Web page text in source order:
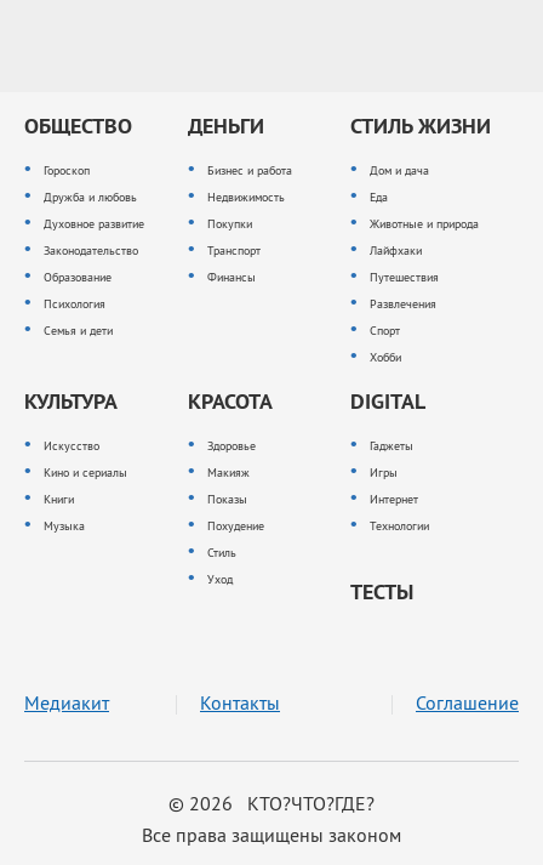
ОБЩЕСТВО
Гороскоп
Дружба и любовь
Духовное развитие
Законодательство
Образование
Психология
Семья и дети
ДЕНЬГИ
Бизнес и работа
Недвижимость
Покупки
Транспорт
Финансы
СТИЛЬ ЖИЗНИ
Дом и дача
Еда
Животные и природа
Лайфхаки
Путешествия
Развлечения
Спорт
Хобби
КУЛЬТУРА
Искусство
Кино и сериалы
Книги
Музыка
КРАСОТА
Здоровье
Макияж
Показы
Похудение
Стиль
Уход
DIGITAL
Гаджеты
Игры
Интернет
Технологии
ТЕСТЫ
© 2026 КТО?ЧТО?ГДЕ?
Все права защищены законом
Медиакит Контакты Соглашение